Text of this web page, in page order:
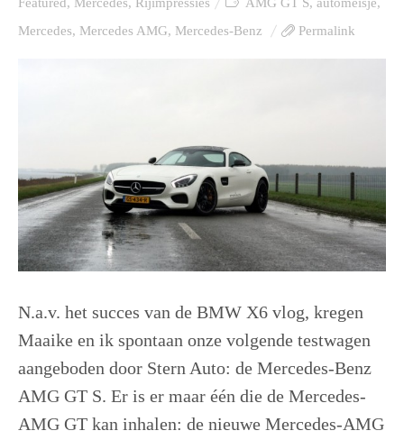
Mercedes, Mercedes AMG, Mercedes-Benz Permalink
N.a.v. het succes van de BMW X6 vlog, kregen
Maaike en ik spontaan onze volgende testwagen
aangeboden door Stern Auto: de Mercedes-Benz
AMG GT S. Er is er maar één die de Mercedes-
AMG GT kan inhalen: de nieuwe Mercedes-AMG